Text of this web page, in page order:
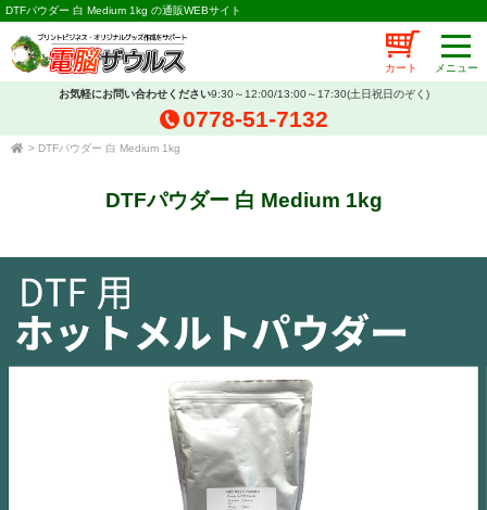
DTFパウダー 白 Medium 1kg の通販WEBサイト
カート
お気軽にお問い合わせください9:30～12:00/13:00～17:30(土日祝日のぞく)
0778-51-7132
> DTFパウダー 白 Medium 1kg
DTFパウダー 白 Medium 1kg